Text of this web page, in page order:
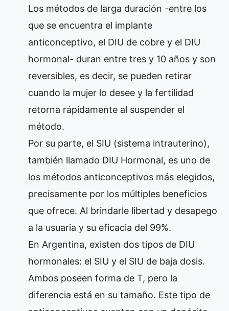
Los métodos de larga duración -entre los
que se encuentra el implante
anticonceptivo, el DIU de cobre y el DIU
hormonal- duran entre tres y 10 años y son
reversibles, es decir, se pueden retirar
cuando la mujer lo desee y la fertilidad
retorna rápidamente al suspender el
método.
Por su parte, el SIU (sistema intrauterino),
también llamado DIU Hormonal, es uno de
los métodos anticonceptivos más elegidos,
precisamente por los múltiples beneficios
que ofrece. Al brindarle libertad y desapego
a la usuaria y su eficacia del 99%.
En Argentina, existen dos tipos de DIU
hormonales: el SIU y el SIU de baja dosis.
Ambos poseen forma de T, pero la
diferencia está en su tamaño. Este tipo de